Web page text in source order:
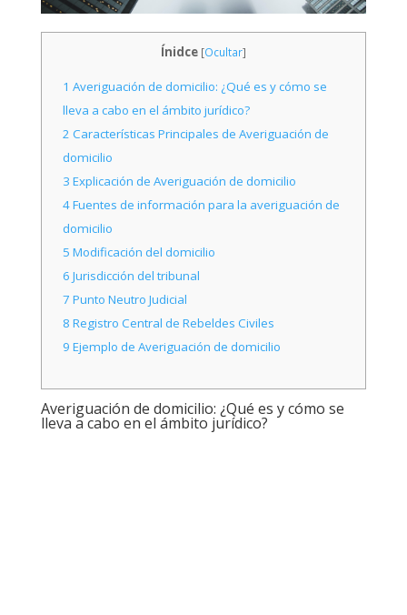
Ínidce [Ocultar]
1 Averiguación de domicilio: ¿Qué es y cómo se
lleva a cabo en el ámbito jurídico?
2 Características Principales de Averiguación de
domicilio
3 Explicación de Averiguación de domicilio
4Fuentes de información para la averiguación de
domicilio
5 Modificación del domicilio
6 Jurisdicción del tribunal
7 Punto Neutro Judicial
8 Registro Central de Rebeldes Civiles
9 Ejemplo de Averiguación de domicilio
Averiguación de domicilio: ¿Qué es y cómo se
lleva a cabo en el ámbito jurídico?